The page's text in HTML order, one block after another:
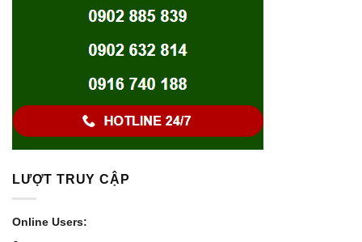
LƯỢT TRUY CẬP
Online Users: